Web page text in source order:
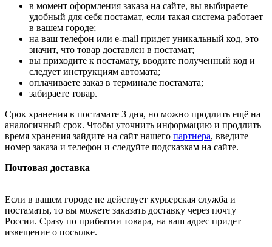
в момент оформления заказа на сайте, вы выбираете
удобный для себя постамат, если такая система работает
в вашем городе;
на ваш телефон или e-mail придет уникальный код, это
значит, что товар доставлен в постамат;
вы приходите к постамату, вводите полученный код и
следует инструкциям автомата;
оплачиваете заказ в терминале постамата;
забираете товар.
Срок хранения в постамате 3 дня, но можно продлить ещё на
аналогичный срок. Чтобы уточнить информацию и продлить
время хранения зайдите на сайт нашего партнера, введите
номер заказа и телефон и следуйте подсказкам на сайте.
Почтовая доставка
Если в вашем городе не действует курьерская служба и
постаматы, то вы можете заказать доставку через почту
России. Сразу по прибытии товара, на ваш адрес придет
извещение о посылке.